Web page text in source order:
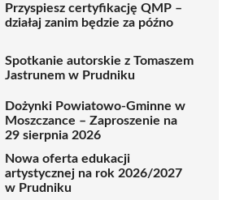
Przyspiesz certyfikację QMP –
działaj zanim będzie za późno
Spotkanie autorskie z Tomaszem
Jastrunem w Prudniku
Dożynki Powiatowo-Gminne w
Moszczance – Zaproszenie na
29 sierpnia 2026
Nowa oferta edukacji
artystycznej na rok 2026/2027
w Prudniku